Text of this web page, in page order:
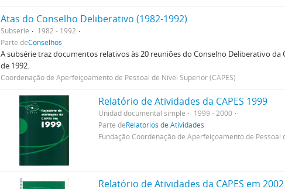
Atas do Conselho Deliberativo (1982-1992)
Subserie
1982 - 1992
Parte deConselhos
A subsérie traz documentos relativos às 20 reuniões do Conselho Deliberativo da
de 1992.
Coordenação de Aperfeiçoamento de Pessoal de Nível Superior (CAPES)
Relatório de Atividades da CAPES 1999
Unidad documental simple
1999 - 2000
Parte deRelatórios de Atividades
Fundação Coordenação de Aperfeiçoamento de Pessoal
Relatório de Atividades da CAPES em 2002